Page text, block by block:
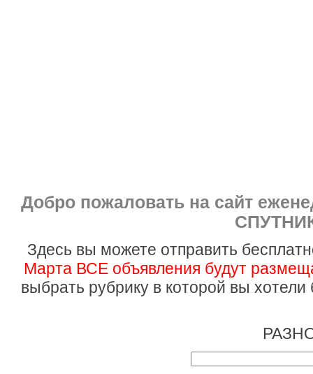
Добро пожаловать на сайт
Здесь вы можете отправить
Марта ВСЕ объявления будут
выбрать рубрику в которой вы